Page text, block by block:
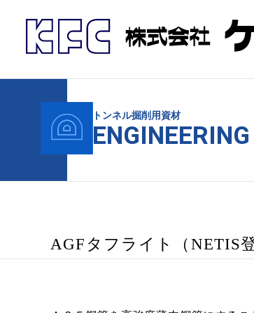
トンネル掘削用資材
ENGINEERING
AGFタフライト（NETIS登